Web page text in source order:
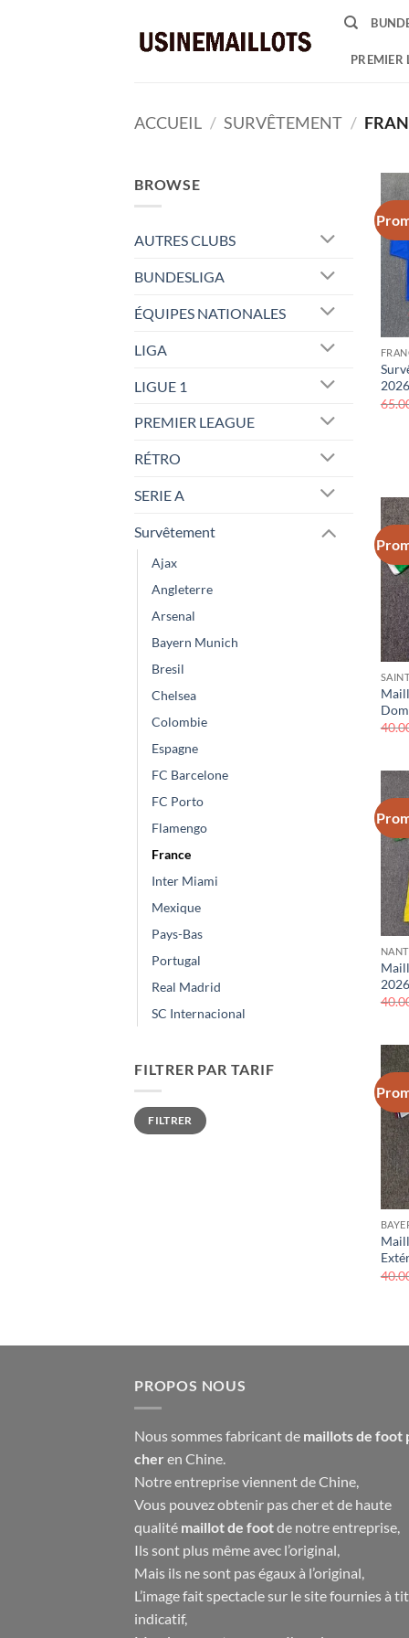
PREMIER
ACCUEIL / SURVÊTEMENT /
BROWSE
AUTRES CLUBS
BUNDESLIGA
ÉQUIPES NATIONALES
LIGA
LIGUE 1
PREMIER LEAGUE
RÉTRO
SERIE A
Survêtement
Ajax
Angleterre
Arsenal
Bayern Munich
Bresil
Chelsea
Colombie
Espagne
FC Barcelone
FC Porto
Flamengo
France
Inter Miami
Mexique
Pays-Bas
Portugal
Real Madrid
SC Internacional
FILTRER PAR TARIF
Prix
min
Prix
maxFILTRER
PROPOS NOUS
Nous sommes fabricant de maillots de foot
cher en Chine.
Notre entreprise viennent de Chine,
Vous pouvez obtenir pas cher et de haute
qualité maillot de footde notre entreprise,
Ils sont plus même avec l’original,
Mais ils ne sont pas égaux à l’original,
L’image fait spectacle sur le site fournies à
indicatif,